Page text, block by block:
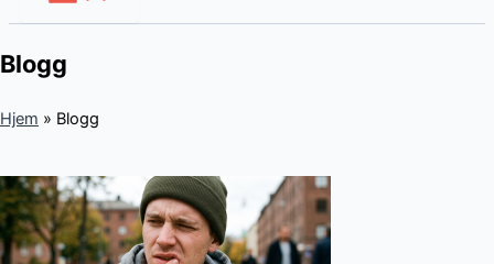
Blogg
Hjem » Blogg